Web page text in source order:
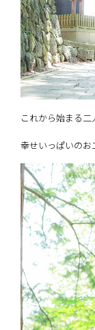
これから始まる
幸せいっぱいのお